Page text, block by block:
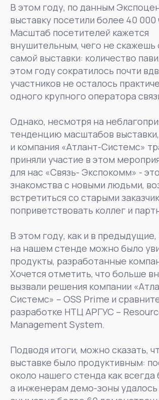
В этом году, по данным
выставку посетили более 40 000
Масштаб посетителей кажется
внушительным, чего не
самой выставки: количество
этом году сократилось почти
участников не осталось
одного крупного оператора
Однако, несмотря на
тенденцию масштабов
и компания «Атлант-Системс»
приняли участие в этом
для нас «Связь- Экспокомм» -
знакомства с новыми людьми,
встретиться со старыми
поприветствовать коллег и
В этом году, как и в
на нашем стенде можно было
продукты, разработанные
Хочется отметить, что больше
вызвали решения компании
Системс» – OSS Prime и
разработке НТЦ АРГУС –
Management System.
Подводя итоги, можно сказать,
выставке было продуктивным:
около нашего стенда как всегда
а инженерам демо-зоны удалось